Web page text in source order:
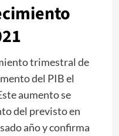
trimestral de
del PIB el
aumento se
del previsto en
año y confirma